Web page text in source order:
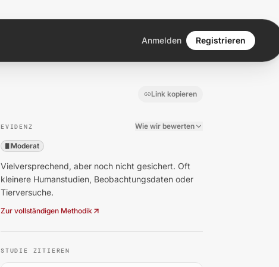
Anmelden Registrieren
Link kopieren
EVIDENZ Wie wir bewerten
Moderat
Vielversprechend, aber noch nicht gesichert. Oft
kleinere Humanstudien, Beobachtungsdaten oder
Tierversuche.
Zur vollständigen Methodik
STUDIE ZITIEREN